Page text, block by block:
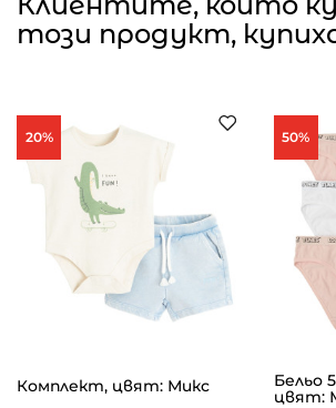
този продукт,
20%
Комплект, цвят: Микс
50%
Бельо
цвят: